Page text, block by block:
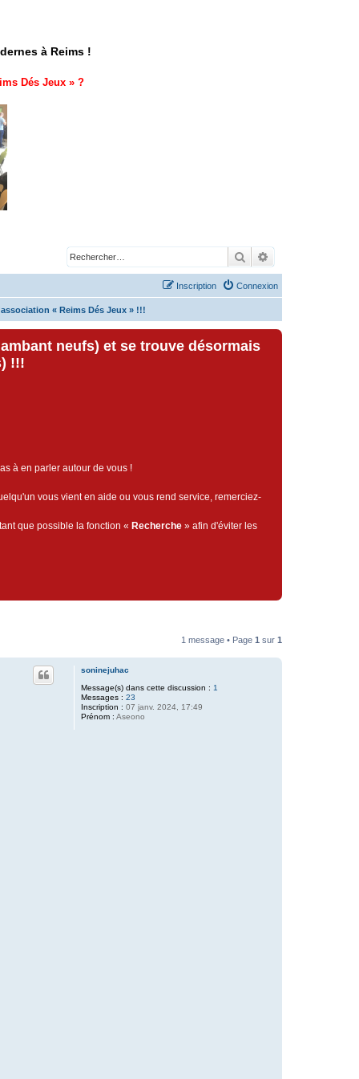
à Reims !
Dés Jeux » ?
Rechercher
Connexion
Inscription
« Reims Dés Jeux » !!!
neufs) et se trouve désormais
!!!
à en parler autour de vous !
vous vient en aide ou vous rend service, remerciez-
que possible la fonction « Recherche » afin d'éviter les
1 message • Page 1 sur 1
soninejuhac
Message(s) dans cette discussion : 1
Messages : 23
Inscription : 07 janv. 2024, 17:49
Prénom : Aseono